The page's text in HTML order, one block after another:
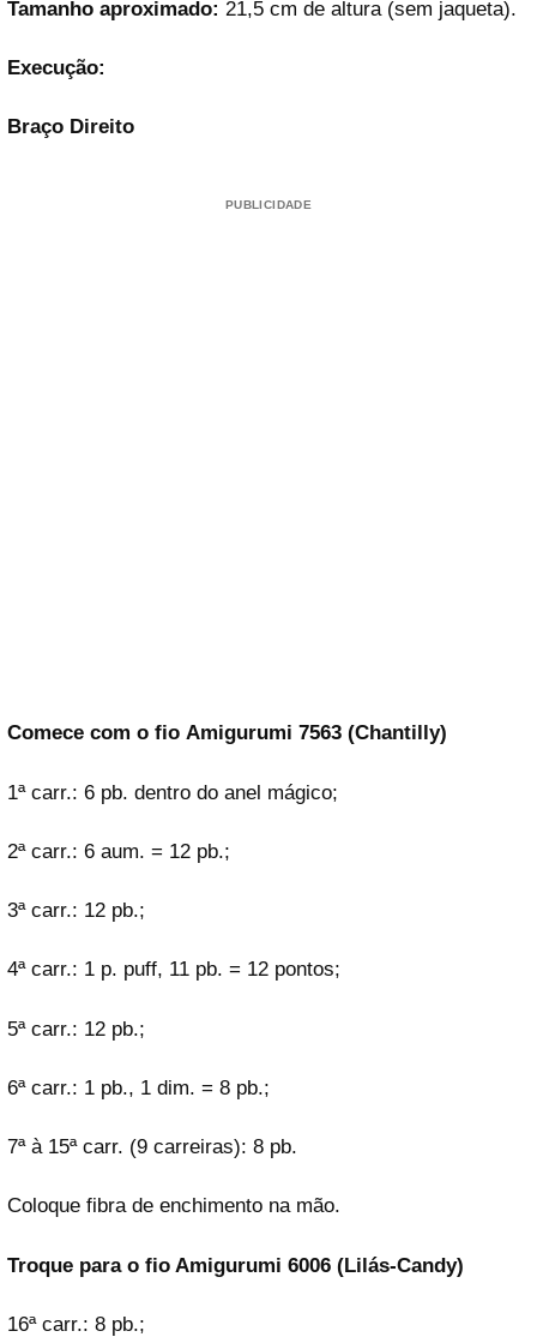
Tamanho aproximado: 21,5 cm de altura (sem jaqueta).
Execução:
Braço Direito
PUBLICIDADE
Comece com o fio Amigurumi 7563 (Chantilly)
1ª carr.: 6 pb. dentro do anel mágico;
2ª carr.: 6 aum. = 12 pb.;
3ª carr.: 12 pb.;
4ª carr.: 1 p. puff, 11 pb. = 12 pontos;
5ª carr.: 12 pb.;
6ª carr.: 1 pb., 1 dim. = 8 pb.;
7ª à 15ª carr. (9 carreiras): 8 pb.
Coloque fibra de enchimento na mão.
Troque para o fio Amigurumi 6006 (Lilás-Candy)
16ª carr.: 8 pb.;